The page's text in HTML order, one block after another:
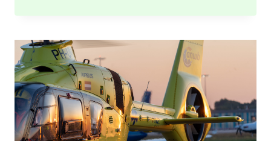
DE
ROTTERDAM:
VERMOEDEN
VAN
BRANDSTICHTING